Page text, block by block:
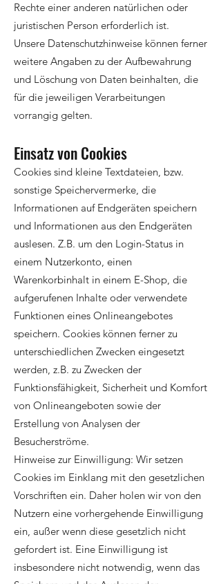
Rechte einer anderen natürlichen oder
juristischen Person erforderlich ist.
Unsere Datenschutzhinweise können ferner
weitere Angaben zu der Aufbewahrung
und Löschung von Daten beinhalten, die
für die jeweiligen Verarbeitungen
vorrangig gelten.
Einsatz von Cookies
Cookies sind kleine Textdateien, bzw.
sonstige Speichervermerke, die
Informationen auf Endgeräten speichern
und Informationen aus den Endgeräten
auslesen. Z.B. um den Login-Status in
einem Nutzerkonto, einen
Warenkorbinhalt in einem E-Shop, die
aufgerufenen Inhalte oder verwendete
Funktionen eines Onlineangebotes
speichern. Cookies können ferner zu
unterschiedlichen Zwecken eingesetzt
werden, z.B. zu Zwecken der
Funktionsfähigkeit, Sicherheit und Komfort
von Onlineangeboten sowie der
Erstellung von Analysen der
Besucherströme.
Hinweise zur Einwilligung: Wir setzen
Cookies im Einklang mit den gesetzlichen
Vorschriften ein. Daher holen wir von den
Nutzern eine vorhergehende Einwilligung
ein, außer wenn diese gesetzlich nicht
gefordert ist. Eine Einwilligung ist
insbesondere nicht notwendig, wenn das